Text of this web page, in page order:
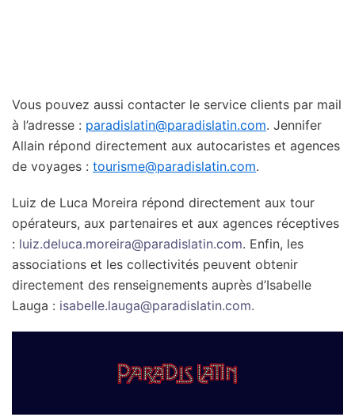
Vous pouvez aussi contacter le service clients par mail
à l’adresse : paradislatin@paradislatin.com. Jennifer
Allain répond directement aux autocaristes et agences
de voyages : tourisme@paradislatin.com.
Luiz de Luca Moreira répond directement aux tour
opérateurs, aux partenaires et aux agences réceptives
: luiz.deluca.moreira@paradislatin.com. Enfin, les
associations et les collectivités peuvent obtenir
directement des renseignements auprès d’Isabelle
Lauga : isabelle.lauga@paradislatin.com.